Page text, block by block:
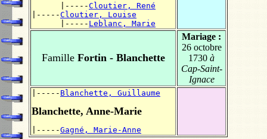
      |-----
Cloutier, René
|-----Cloutier, Louise
      |-----
Leblanc, Marie
FamilleFortin - Blanchette
Mariage :
26 octobre
1730 à
Cap-Saint-
Ignace
|----- Blanchette, Guillaume
Blanchette, Anne-Marie
|-----Gagné, Marie-Anne